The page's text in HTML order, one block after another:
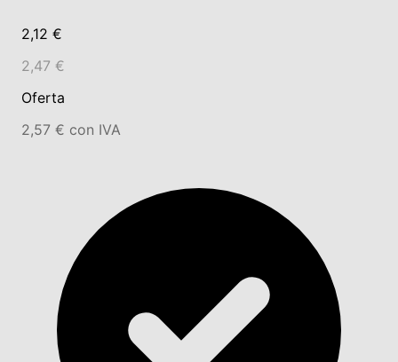
2,12 €
2,47 €
Oferta
2,57 € con IVA